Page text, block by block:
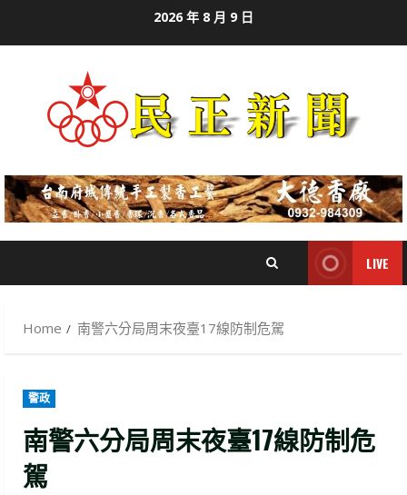
2026 年 8 月 9 日
LIVE
Home 南警六分局周末夜臺17線防制危駕
警政
南警六分局周末夜臺17線防制危
駕